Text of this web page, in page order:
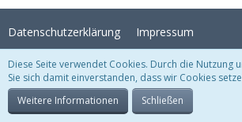
Datenschutzerklärung Impressum
Stil:Crystal Temptation , erstellt von
Community-Software:
Diese Seite verwendet Cookies. Durch die Nutzung
Sie sich damit einverstanden, dass wir Cookies
Weitere Informationen
Schließen